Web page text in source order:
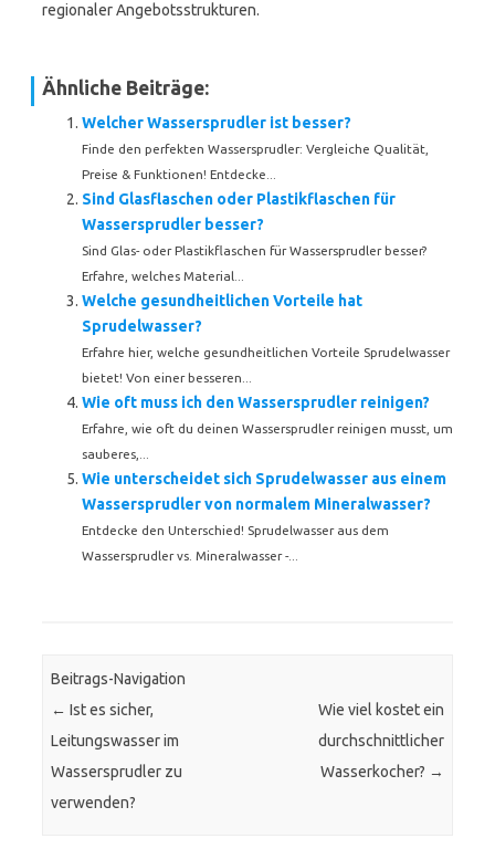
regionaler Angebotsstrukturen.
Ähnliche Beiträge:
Welcher Wassersprudler ist besser?
Finde den perfekten Wassersprudler: Vergleiche Qualität,
Preise & Funktionen! Entdecke...
Sind Glasflaschen oder Plastikflaschen für
Wassersprudler besser?
Sind Glas- oder Plastikflaschen für Wassersprudler besser?
Erfahre, welches Material...
Welche gesundheitlichen Vorteile hat
Sprudelwasser?
Erfahre hier, welche gesundheitlichen Vorteile Sprudelwasser
bietet! Von einer besseren...
Wie oft muss ich den Wassersprudler reinigen?
Erfahre, wie oft du deinen Wassersprudler reinigen musst, um
sauberes,...
Wie unterscheidet sich Sprudelwasser aus einem
Wassersprudler von normalem Mineralwasser?
Entdecke den Unterschied! Sprudelwasser aus dem
Wassersprudler vs. Mineralwasser -...
Beitrags-Navigation
← Ist es sicher,
Leitungswasser im
Wassersprudler zu
verwenden?
Wie viel kostet ein
durchschnittlicher
Wasserkocher? →